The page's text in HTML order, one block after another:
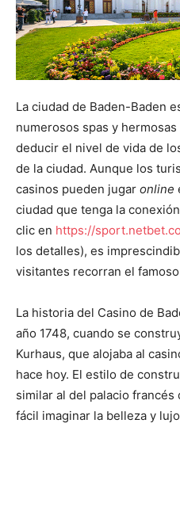
La ciudad de Baden-Baden
numerosos spas y
deducir el nivel de vida de
de la ciudad. Aunque los
casinos pueden jugar online
ciudad que tenga la
clic en https://
los detalles), es
visitantes recorran el
La historia del Casino de
año 1748, cuando se
Kurhaus, que alojaba al
hace hoy. El estilo de
similar al del palacio
fácil imaginar la belleza y